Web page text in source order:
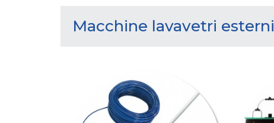
Macchine lavavetri esterni